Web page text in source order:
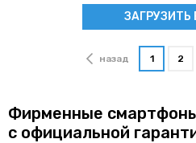
ЗАГРУЗИТЬ
назад 1 2
Фирменные
с официальной